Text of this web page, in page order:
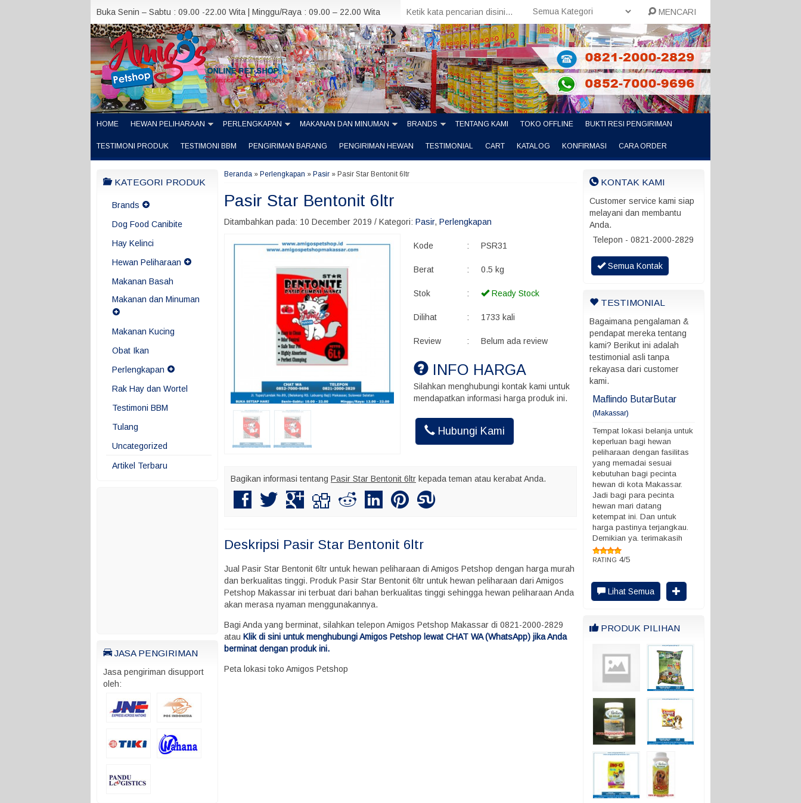
Buka Senin – Sabtu : 09.00 -22.00 Wita | Minggu/Raya : 09.00 – 22.00 Wita MENCARI
HOME HEWAN PELIHARAAN PERLENGKAPAN MAKANAN DAN MINUMAN BRANDS TENTANG KAMI TOKO OFFLINE BUKTI RESI PENGIRIMAN
TESTIMONI PRODUK TESTIMONI BBM PENGIRIMAN BARANG PENGIRIMAN HEWAN TESTIMONIAL CART KATALOG KONFIRMASI CARA ORDER
KATEGORI PRODUK
Brands
Dog Food Canibite
Hay Kelinci
Hewan Peliharaan
Makanan Basah
Makanan dan Minuman
Makanan Kucing
Obat Ikan
Perlengkapan
Rak Hay dan Wortel
Testimoni BBM
Tulang
Uncategorized
Artikel Terbaru
JASA PENGIRIMAN
Jasa pengiriman disupport
oleh:
Beranda » Perlengkapan » Pasir » Pasir Star Bentonit 6ltr
Pasir Star Bentonit 6ltr
Ditambahkan pada: 10 December 2019 / Kategori: Pasir, Perlengkapan
Kode : PSR31
Berat : 0.5 kg
Stok : Ready Stock
Dilihat : 1733 kali
Review : Belum ada review
INFO HARGA
Silahkan menghubungi kontak kami untuk
mendapatkan informasi harga produk ini.
Hubungi Kami
Bagikan informasi tentang Pasir Star Bentonit 6ltr kepada teman atau kerabat Anda.
Deskripsi Pasir Star Bentonit 6ltr
Jual Pasir Star Bentonit 6ltr untuk hewan peliharaan di Amigos Petshop dengan harga murah
dan berkualitas tinggi. Produk Pasir Star Bentonit 6ltr untuk hewan peliharaan dari Amigos
Petshop Makassar ini terbuat dari bahan berkualitas tinggi sehingga hewan peliharaan Anda
akan merasa nyaman menggunakannya.
Bagi Anda yang berminat, silahkan telepon Amigos Petshop Makassar di 0821-2000-2829
atau Klik di sini untuk menghubungi Amigos Petshop lewat CHAT WA (WhatsApp) jika Anda
berminat dengan produk ini.
Peta lokasi toko Amigos Petshop
KONTAK KAMI
Customer service kami siap
melayani dan membantu
Anda.
Telepon - 0821-2000-2829
Semua Kontak
TESTIMONIAL
Bagaimana pengalaman &
pendapat mereka tentang
kami? Berikut ini adalah
testimonial asli tanpa
rekayasa dari customer
kami.
Akhmad Insani
Kalo kirim burung ada batas
maksimal nya ngga
Maflindo ButarButar
(Makassar)
Tempat lokasi belanja untuk
keperluan bagi hewan
peliharaan dengan fasilitas
yang memadai sesuai
kebutuhan bagi pecinta
hewan di kota Makassar.
Jadi bagi para pecinta
hewan mari datang
ketempat ini. Dan untuk
harga pastinya terjangkau.
Demikian ya. terimakasih
RATING 4/5
Lihat Semua
PRODUK PILIHAN